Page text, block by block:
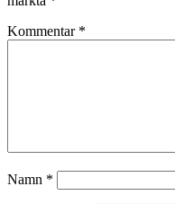
Kommentar *
Namn *